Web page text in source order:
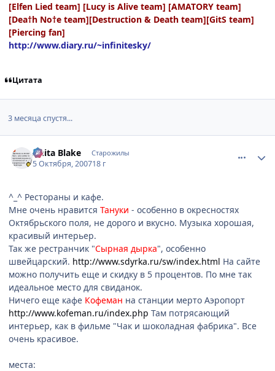
[Elfen Lied team] [Lucy is Alive team] [AMATORY team]
[Dea†h No†e team][Destruction & Death team][GitS team]
[Piercing fan]
http://www.diary.ru/~infinitesky/
Цитата
3 месяца спустя...
Anita Blake Старожилы
5 Октября, 200718 г
^_^ Рестораны и кафе.
Мне очень нравится Тануки - особенно в окресностях
Октябрьского поля, не дорого и вкусно. Музыка хорошая,
красивый интерьер.
Так же рестранчик "Сырная дырка", особенно
швейцарский. http://www.sdyrka.ru/sw/index.html На сайте
можно получить еще и скидку в 5 процентов. По мне так
идеальное место для свиданок.
Ничего еще кафе Кофеман на станции мерто Аэропорт
http://www.kofeman.ru/index.php Там потрясающий
интерьер, как в фильме "Чак и шоколадная фабрика". Все
очень красивое.
места: